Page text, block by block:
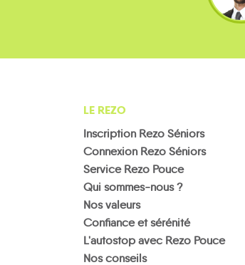
LE REZO
Inscription Rezo Séniors
Connexion Rezo Séniors
Service Rezo Pouce
Qui sommes-nous ?
Nos valeurs
Confiance et sérénité
L'autostop avec Rezo Pouce
Nos conseils